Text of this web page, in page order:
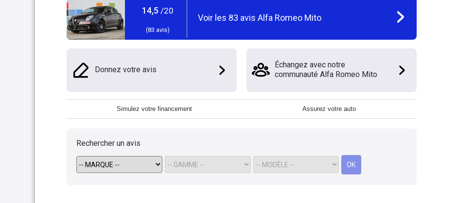
14,5 /20
(83 avis)
Voir les 83 avis Alfa Romeo Mito
Donnez votre avis
Échangez avec notre
communauté Alfa Romeo Mito
Simulez votre financement Assurez votre auto
Rechercher un avis
OK